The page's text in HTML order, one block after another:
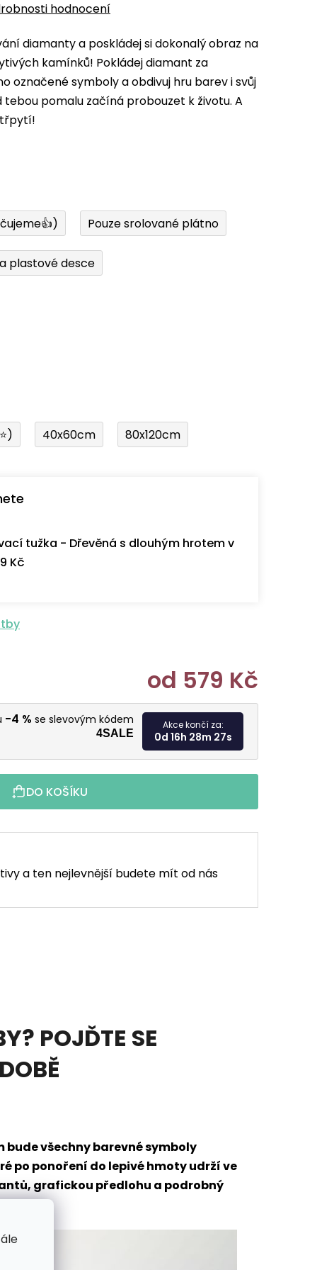
hodnocení
diamanty a poskládej si dokonalý obraz na
kamínků! Pokládej diamant za
označené symboly a obdivuj hru barev i svůj
pomalu začíná probouzet k životu. A
Pouze srolované plátno
plastové desce
40x60cm 80x120cm
tužka - Dřevěná s dlouhým hrotem v
Kč
od 579 Kč
Měrná
-4 % se slevovým kódem
4SALE
Akce končí za:
0d 16h 28m 26s
DO KOŠÍKU
a ten nejlevnější budete mít od nás
POJĎTE SE
všechny barevné symboly
po ponoření do lepivé hmoty udrží ve
grafickou předlohu a podrobný